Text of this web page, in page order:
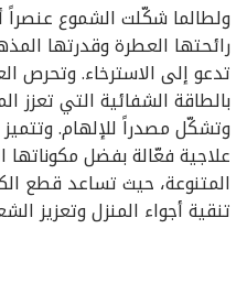
ولطالما شكّلت الشموع
رائحتها العطرة وقدرتها
تدعو إلى الاسترخاء. وتحرص
بالطاقة الشفائية التي تعزز
وتشكّل مصدراً للإلهام.
علاجية فعّالة بفضل مكوناتها
المتنوعة، حيث تساعد قطع
تنقية أجواء المنزل وتعزيز